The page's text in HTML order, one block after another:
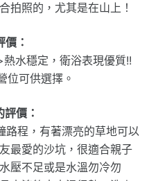
拍照的，尤其是在山上！
：
水穩定，衛浴表現優質!!
可供選擇。
價：
路程，有著漂亮的草地可以
最愛的沙坑，很適合親子
壓不足或是水溫勿冷勿